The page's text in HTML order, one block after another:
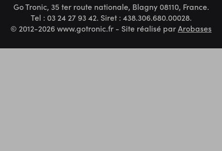
Go Tronic, 35 ter route nationale, Blagny 08110, France.
Tel : 03 24 27 93 42. Siret : 438.306.680.00028.
© 2012-2026 www.gotronic.fr - Site réalisé parArobases